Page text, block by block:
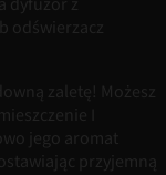
dyfuzor z
odświerzacz
zaletę! Możesz
I
jego aromat
przyjemną